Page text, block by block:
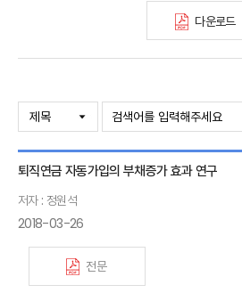
보험회사 재무분석(종간)
주간 해외보험동향(종간)
해외보험금융동향(종간)
다운로드
퇴직연금 자동가입의 부채증가 효과 연구
저자 : 정원석
2018-03-26
전문